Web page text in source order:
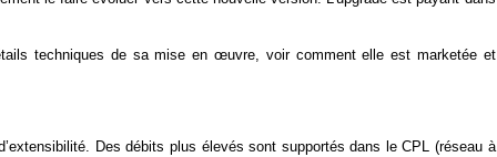
techniques de sa mise en œuvre, voir comment elle est marketée et
Des débits plus élevés sont supportés dans le CPL (réseau à